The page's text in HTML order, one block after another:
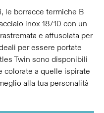
le borracce termiche B
inox 18/10 con un
e affusolata per
per essere portate
Twin sono disponibili
colorate a quelle ispirate
alla tua personalità